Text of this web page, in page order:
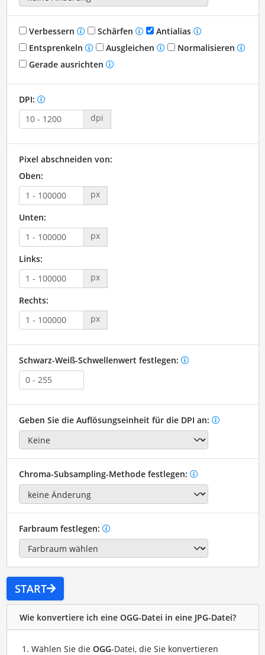
Verbessern Schärfen
Antialias
Entsprenkeln
Ausgleichen
Normalisieren
Gerade ausrichten
DPI:
dpi
Pixel abschneiden von:
Oben:
px
Unten:
px
Links:
px
Rechts:
px
Schwarz-Weiß-Schwellenwert festlegen:
Geben Sie die Auflösungseinheit für die DPI an:
Chroma-Subsampling-Methode festlegen:
Farbraum festlegen:
START
Wie konvertiere ich eine OGG-Datei in eine JPG-Datei?
Wählen Sie die OGG-Datei, die Sie konvertieren